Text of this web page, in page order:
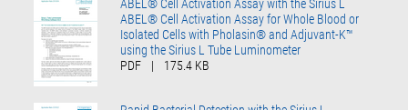
ABEL® Cell Activation Assay with the Sirius L
ABEL® Cell Activation Assay for Whole Blood or
Isolated Cells with Pholasin® and Adjuvant-K™
using the Sirius L Tube Luminometer
PDF
| 175.4 KB